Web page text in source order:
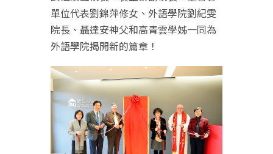
單位代表劉錦萍修女、外語學院劉紀雯
院長、聶達安神父和高青雲學姊一同為
外語學院揭開新的篇章！